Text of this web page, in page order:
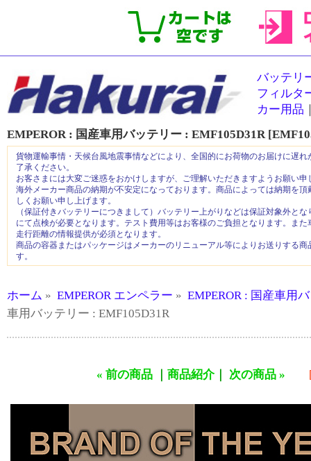
バッテリ
フィルタ
カー用品
EMPEROR : 国産車用バッテリー : EMF105D31R
貨物運輸事情・天候台風地震事情などにより、全国的にお荷物のお届けに遅
了承ください。
お客さまには大変ご迷惑をおかけしますが、ご理解いただきますようお願い申
海外メーカー商品の納期が不安定になっております。商品によっては納期を
しくお願い申し上げます。
（保証付きバッテリーにつきまして）バッテリー上がりなどは保証対象外と
にて点検が必要となります。テスト費用等はお客様のご負担となります。ま
走行距離の情報提供が必須となります。
商品の容器またはパッケージはメーカーのリニューアル等によりお送りする
す。
ホーム » EMPEROR エンペラー » EMPEROR : 国産車用
車用バッテリー : EMF105D31R
« 前の商品 商品紹介｜ 次の商品 »